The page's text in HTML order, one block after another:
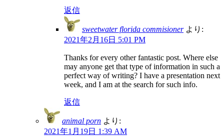
返信
sweetwater florida commisioner より:
2021年2月16日 5:01 PM
Thanks for every other fantastic post. Where else
may anyone get that type of information in such a
perfect way of writing? I have a presentation next
week, and I am at the search for such info.
返信
animal porn より:
2021年1月19日 1:39 AM